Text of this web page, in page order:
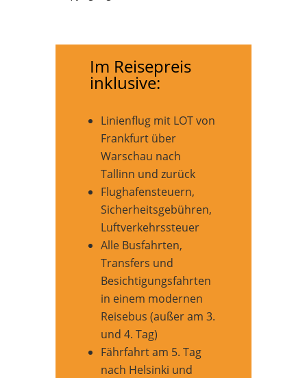
Im Reisepreis
inklusive:
Linienflug mit LOT von
Frankfurt über
Warschau nach
Tallinn und zurück
Flughafensteuern,
Sicherheitsgebühren,
Luftverkehrssteuer
Alle Busfahrten,
Transfers und
Besichtigungsfahrten
in einem modernen
Reisebus (außer am 3.
und 4. Tag)
Fährfahrt am 5. Tag
nach Helsinki und